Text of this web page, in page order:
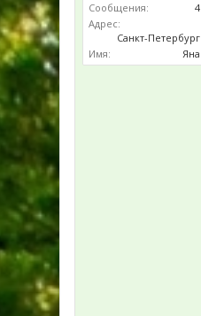
Сообщения:
4
Адрес:
Санкт-Петербург
Имя:
Яна